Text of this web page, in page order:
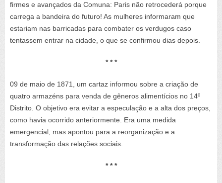
firmes e avançados da Comuna: Paris não retrocederá porque
carrega a bandeira do futuro! As mulheres informaram que
estariam nas barricadas para combater os verdugos caso
tentassem entrar na cidade, o que se confirmou dias depois.
* * *
09 de maio de 1871, um cartaz informou sobre a criação de
quatro armazéns para venda de gêneros alimentícios no 14º
Distrito. O objetivo era evitar a especulação e a alta dos preços,
como havia ocorrido anteriormente. Era uma medida
emergencial, mas apontou para a reorganização e a
transformação das relações sociais.
* * *